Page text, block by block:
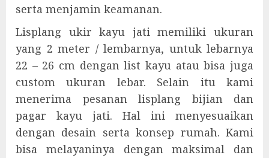
serta menjamin keamanan.
Lisplang ukir kayu jati memiliki ukuran
yang 2 meter / lembarnya, untuk lebarnya
22 – 26 cm dengan list kayu atau bisa juga
custom ukuran lebar. Selain itu kami
menerima pesanan lisplang bijian dan
pagar kayu jati. Hal ini menyesuaikan
dengan desain serta konsep rumah. Kami
bisa melayaninya dengan maksimal dan